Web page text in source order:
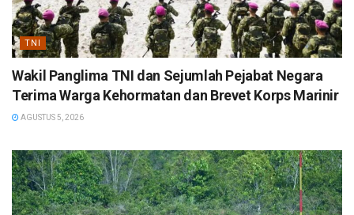
TNI
Wakil Panglima TNI dan Sejumlah Pejabat Negara
Terima Warga Kehormatan dan Brevet Korps Marinir
AGUSTUS 5, 2026